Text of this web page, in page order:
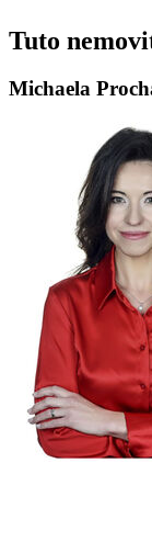
Tuto
Michaela